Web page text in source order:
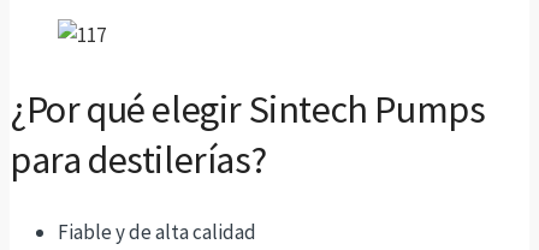
¿Por qué elegir Sintech Pumps
para destilerías?
Fiable y de alta calidad